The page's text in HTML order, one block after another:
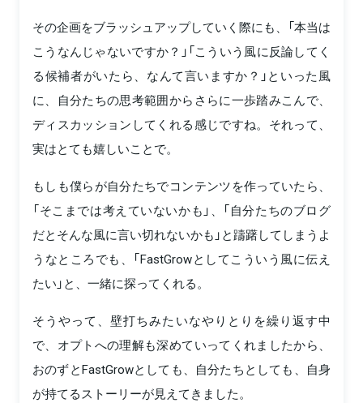
その企画をブラッシュアップしていく際にも、「本当は
こうなんじゃないですか？」「こういう風に反論してく
る候補者がいたら、なんて言いますか？」といった風
に、自分たちの思考範囲からさらに一歩踏みこんで、
ディスカッションしてくれる感じですね。それって、
実はとても嬉しいことで。
もしも僕らが自分たちでコンテンツを作っていたら、
「そこまでは考えていないかも」、「自分たちのブログ
だとそんな風に言い切れないかも」と躊躇してしまうよ
うなところでも、「FastGrowとしてこういう風に伝え
たい」と、一緒に探ってくれる。
そうやって、壁打ちみたいなやりとりを繰り返す中
で、オプトへの理解も深めていってくれましたから、
おのずとFastGrowとしても、自分たちとしても、自身
が持てるストーリーが見えてきました。